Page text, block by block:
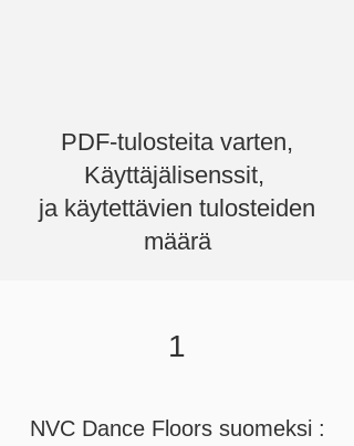
PDF-tulosteita varten,
Käyttäjälisenssit,
ja käytettävien tulosteiden
määrä
1
NVC Dance Floors suomeksi :